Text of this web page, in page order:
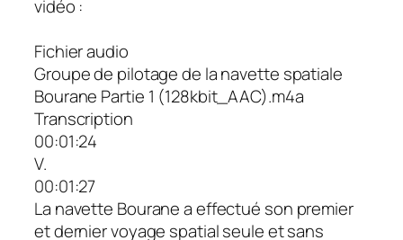
vidéo :
Fichier audio
Groupe de pilotage de la navette spatiale
Bourane Partie 1 (128kbit_AAC).m4a
Transcription
00:01:24
V.
00:01:27
La navette Bourane a effectué son premier
et dernier voyage spatial seule et sans